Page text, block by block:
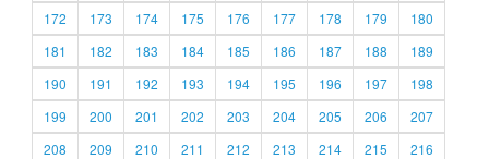
172
173 174 175 176 177 178 179
180
181
182 183 184 185 186 187 188
189
190
191 192 193 194 195 196 197
198
199
200 201 202 203 204 205 206
207
208
209 210 211 212 213 214 215
216